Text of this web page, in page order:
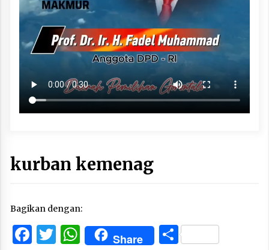
kurban kemenag
Bagikan dengan:
Facebook
Twitter
WhatsApp
Share Share